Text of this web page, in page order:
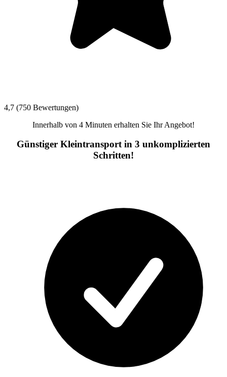
4,7 (750 Bewertungen)
Innerhalb von 4 Minuten erhalten Sie Ihr Angebot!
Günstiger Kleintransport in 3 unkomplizierten
Schritten!